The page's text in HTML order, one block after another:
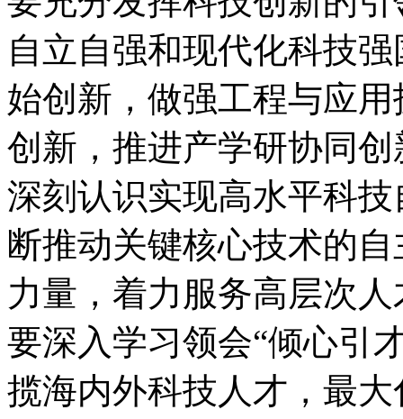
自立自强和现代化科技
始创新，做强工程与应
创新，推进产学研协同
深刻认识实现高水平科
断推动关键核心技术的
力量，着力服务高层次
要深入学习领会“倾心引
揽海内外科技人才，最